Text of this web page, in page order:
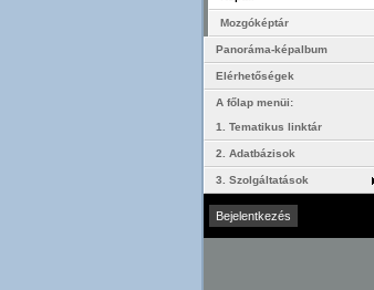
Mozgóképtár
Panoráma-képalbum
Elérhetőségek
A főlap menüi:
1. Tematikus linktár
2. Adatbázisok
3. Szolgáltatások